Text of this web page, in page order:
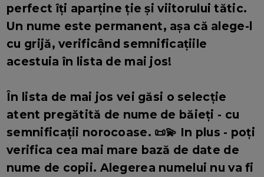
perfect îți aparține ție și viitorului tătic.
Un nume este permanent, așa că alege-l
cu grijă, verificând semnificațiile
acestuia în lista de mai jos!
În lista de mai jos vei găsi o selecție
atent pregătită de nume de băieți - cu
semnificații norocoase. 📜💫 In plus - poți
verifica cea mai mare bază de date de
nume de copii. Alegerea numelui nu va fi